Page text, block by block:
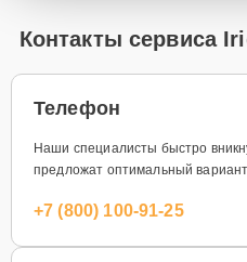
Контакты сервиса
Телефон
Наши специалисты быстро
предложат оптимальный
+7 (800) 100-91-25